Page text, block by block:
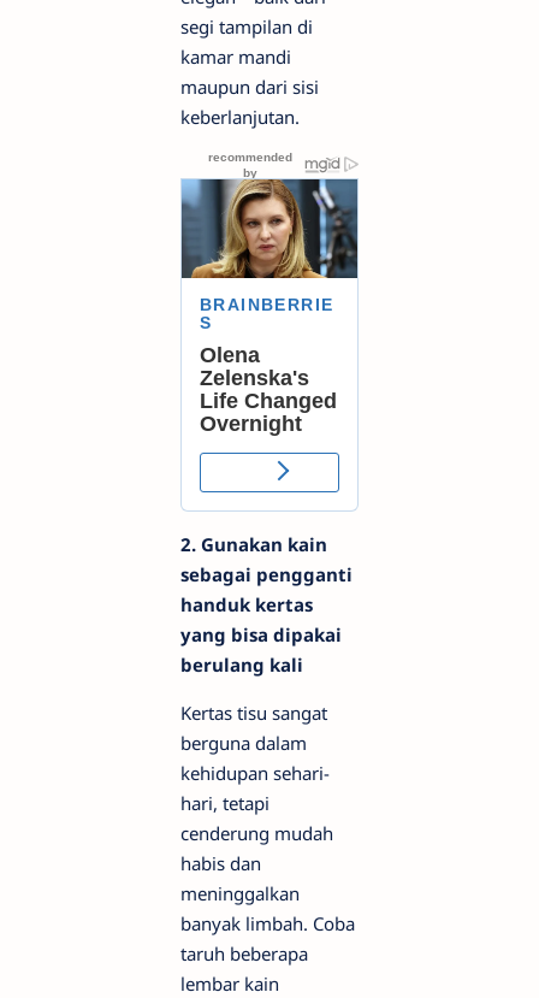
segi tampilan di
kamar mandi
maupun dari sisi
keberlanjutan.
2. Gunakan kain
sebagai pengganti
handuk kertas
yang bisa dipakai
berulang kali
Kertas tisu sangat
berguna dalam
kehidupan sehari-
hari, tetapi
cenderung mudah
habis dan
meninggalkan
banyak limbah. Coba
taruh beberapa
lembar kain